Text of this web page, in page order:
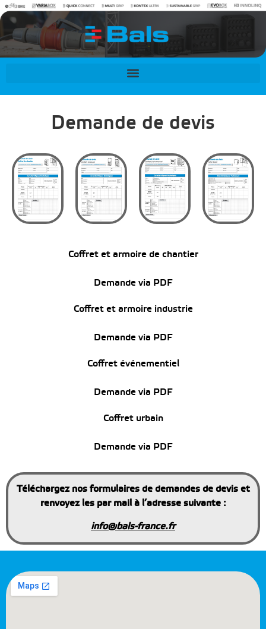
principal
Demande de devis
Coffret et armoire de chantier
Demande via PDF
Coffret et armoire industrie
Demande via PDF
Coffret événementiel
Demande via PDF
Coffret urbain
Demande via PDF
Téléchargez nos formulaires de demandes de devis et
renvoyez les par mail à l’adresse suivante :
info@bals-france.fr